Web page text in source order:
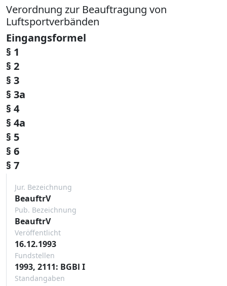
Verordnung zur Beauftragung von
Luftsportverbänden
Eingangsformel
§ 1
§ 2
§ 3
§ 3a
§ 4
§ 4a
§ 5
§ 6
§ 7
Jur. Bezeichnung
BeauftrV
Pub. Bezeichnung
BeauftrV
Veröffentlicht
16.12.1993
Fundstellen
1993, 2111: BGBl I
Standangaben